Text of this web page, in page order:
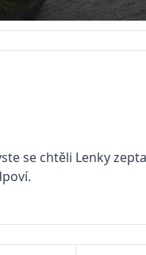
se chtěli Lenky